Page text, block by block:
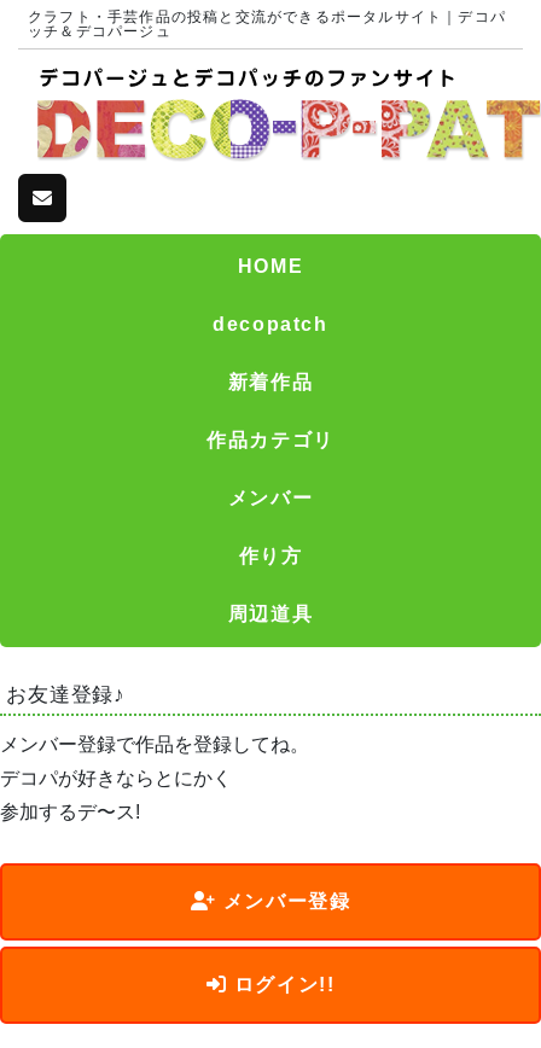
クラフト・手芸作品の投稿と交流ができるポータルサイト｜デコパ
ッチ＆デコパージュ
HOME
decopatch
新着作品
作品カテゴリ
メンバー
作り方
周辺道具
お友達登録♪
メンバー登録で作品を登録してね。
デコパが好きならとにかく
参加するデ〜ス!
メンバー登録
ログイン!!